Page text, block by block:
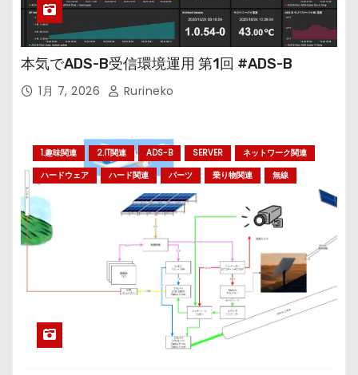
本気でADS-B受信環境運用 第1回 #ADS-B
1月 7, 2026 Rurineko
1.趣味関連 2.IT関連 ADS-B SERVER
ネットワーク関連
ハードウェア
ハード関連 パーツ 乗り物関連 無線